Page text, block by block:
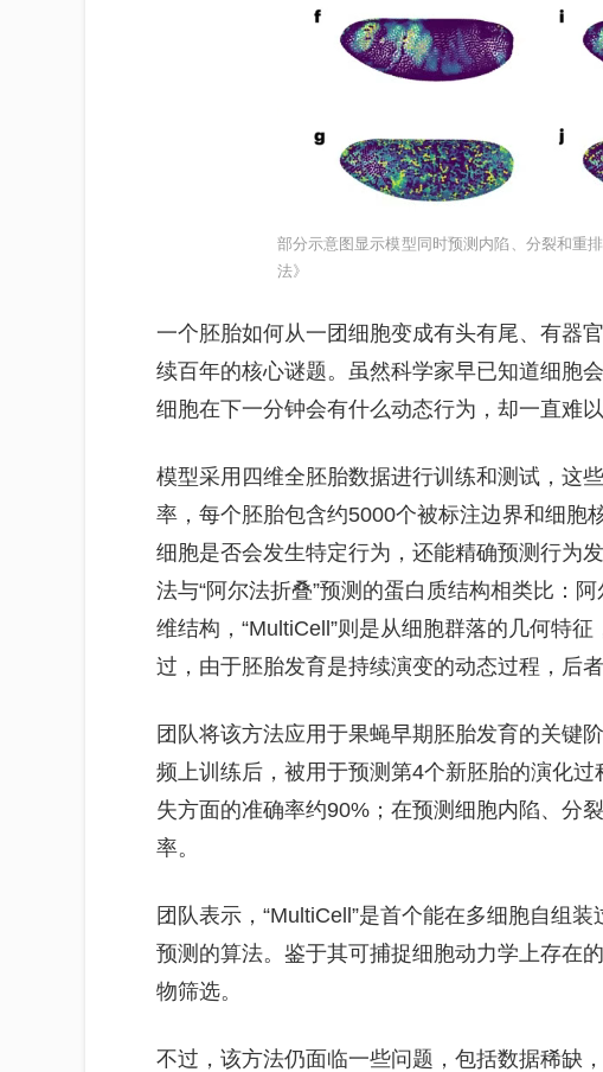
部分示意图显示模型同时预测内陷、分裂和重
法》
一个胚胎如何从一团细胞变成有头有尾、有器
续百年的核心谜题。虽然科学家早已知道细胞
细胞在下一分钟会有什么动态行为，却一直难以
模型采用四维全胚胎数据进行训练和测试，这
率，每个胚胎包含约5000个被标注边界和细胞
细胞是否会发生特定行为，还能精确预测行为
法与“阿尔法折叠”预测的蛋白质结构相类比：
维结构，“MultiCell”则是从细胞群落的几何特
过，由于胚胎发育是持续演变的动态过程，后者
团队将该方法应用于果蝇早期胚胎发育的关
频上训练后，被用于预测第4个新胚胎的演化
失方面的准确率约90%；在预测细胞内陷、分
率。
团队表示，“MultiCell”是首个能在多细胞自组
预测的算法。鉴于其可捕捉细胞动力学上存在
物筛选。
不过，该方法仍面临一些问题，包括数据稀缺